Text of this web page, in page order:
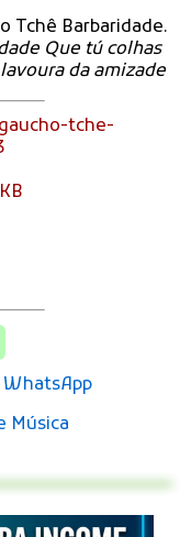
Tchê Barbaridade.
Que tú colhas
da amizade
tche-
Música